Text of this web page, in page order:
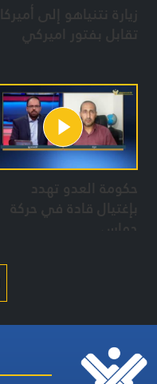
زيارة نتنياهو إلى أميركا
تقابل بفتور اميركي
حكومة العدو تهدد
بإغتيال قادة في حركة
حماس